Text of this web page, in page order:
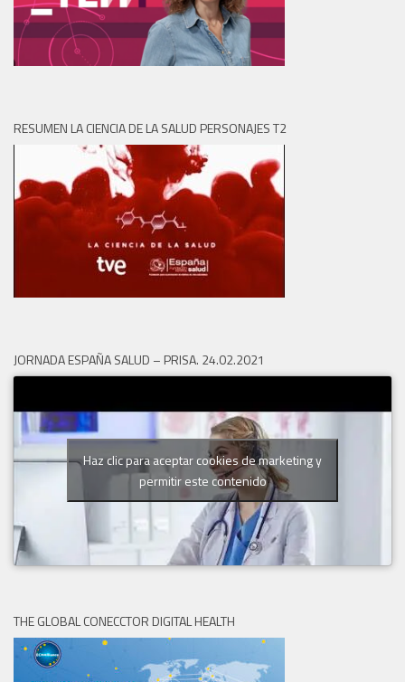
RESUMEN LA CIENCIA DE LA SALUD PERSONAJES T2
JORNADA ESPAÑA SALUD – PRISA. 24.02.2021
Haz clic para aceptar cookies de marketing y
permitir este contenido
THE GLOBAL CONECCTOR DIGITAL HEALTH